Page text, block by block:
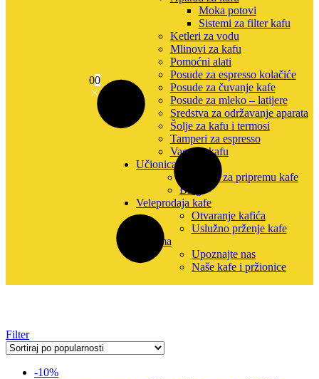
Moka potovi
Sistemi za filter kafu
Ketleri za vodu
Mlinovi za kafu
Pomoćni alati
Posude za espresso kolačiće
Posude za čuvanje kafe
Posude za mleko – latijere
Sredstva za održavanje aparata
Šolje za kafu i termosi
Tamperi za espresso
Vage za kafu
Učionica kafe
Uputstva za pripremu kafe
Blog
Veleprodaja kafe
Otvaranje kafića
Uslužno prženje kafe
O nama
Upoznajte nas
Naše kafe i pržionice
0
0
Filter
-10%